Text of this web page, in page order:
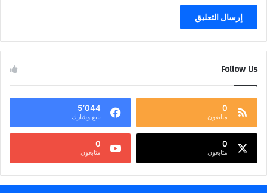
Follow Us
0
متابعون
5٬044
تابع وشارك
0
متابعون
0
متابعون